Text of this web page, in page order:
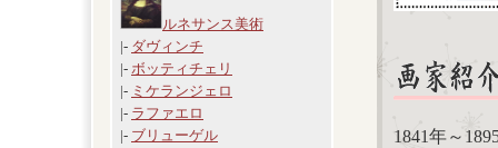
ルネサンス美術
|- ダヴィンチ
|- ボッティチェリ
|- ミケランジェロ
|- ラファエロ
|- ブリューゲル
1841年～